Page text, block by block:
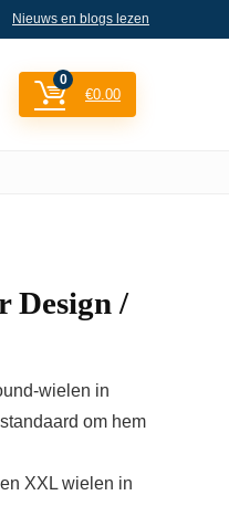
Nieuws en blogs lezen
0
€0.00
Design /
wielen in
om hem
XXL wielen in